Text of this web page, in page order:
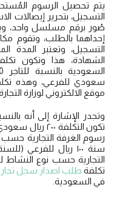
يتم تحصيل الرسوم
التسجيل، بتحرير إيصالات
صُور برقم مسلسل واحد،
إحداهما بالطلب، وتقوم
التسجيل، وتعتبر
الشهادة، هذا وتكون
سعودي للفرعي، وهذه
موقع الالكتروني لوزارة
وتجدر الإشارة إلى أنه
تكون التكلفة
رسوم الغرفة التجارية
سنة ١٠٠ ريال
التجارية حسب نوع
تكلفة طلب اصدار سجل
في السعودية.